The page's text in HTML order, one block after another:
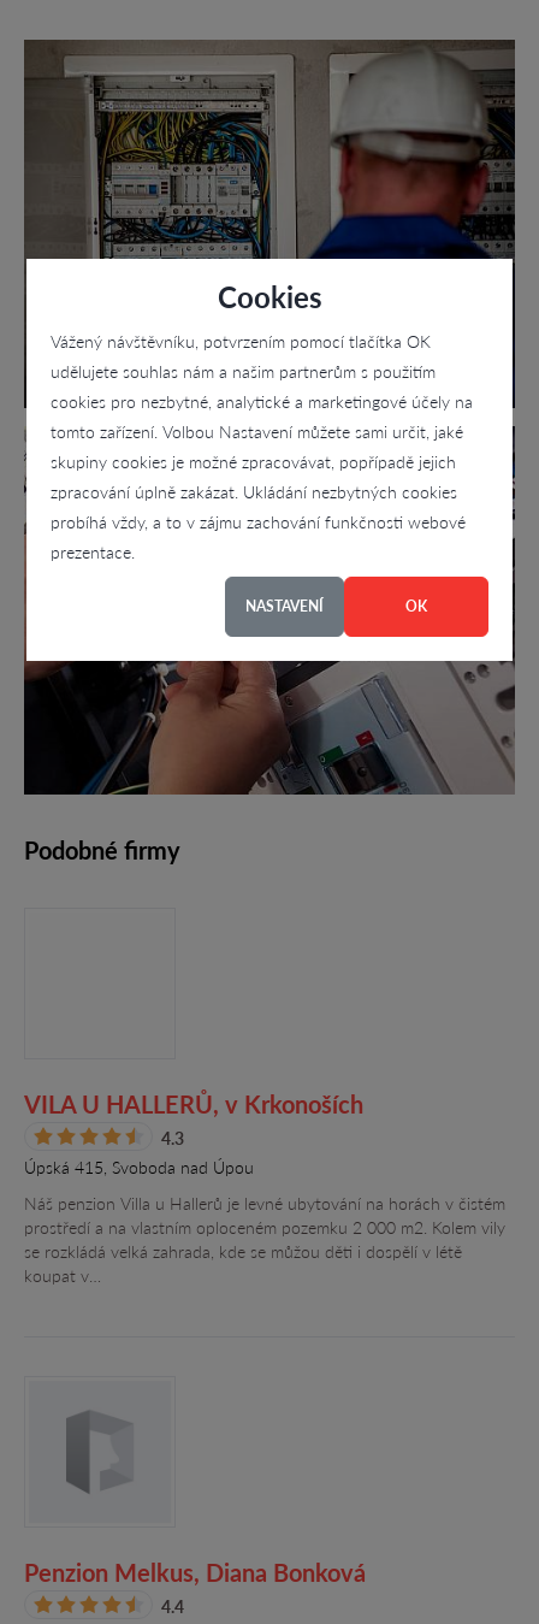
Cookies
Vážený návštěvníku, potvrzením pomocí tlačítka OK
udělujete souhlas nám a našim partnerům s použitím
cookies pro nezbytné, analytické a marketingové účely na
tomto zařízení. Volbou Nastavení můžete sami určit, jaké
skupiny cookies je možné zpracovávat, popřípadě jejich
zpracování úplně zakázat. Ukládání nezbytných cookies
probíhá vždy, a to v zájmu zachování funkčnosti webové
prezentace.
NASTAVENÍ OK
Podobné firmy
VILA U HALLERŮ, v Krkonoších
4.3
Úpská 415, Svoboda nad Úpou
Náš penzion Villa u Hallerů je levné ubytování na horách v čistém
prostředí a na vlastním oploceném pozemku 2 000 m2. Kolem vily
se rozkládá velká zahrada, kde se můžou děti i dospělí v létě
koupat v…
Penzion Melkus, Diana Bonková
4.4